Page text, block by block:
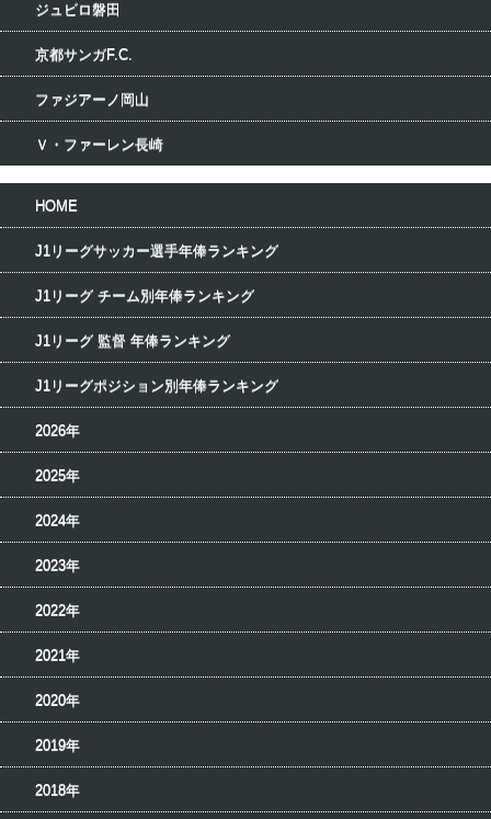
ジュビロ磐田
京都サンガF.C.
ファジアーノ岡山
Ｖ・ファーレン長崎
HOME
J1リーグサッカー選手年俸ランキング
J1リーグ チーム別年俸ランキング
J1リーグ 監督 年俸ランキング
J1リーグポジション別年俸ランキング
2026年
2025年
2024年
2023年
2022年
2021年
2020年
2019年
2018年